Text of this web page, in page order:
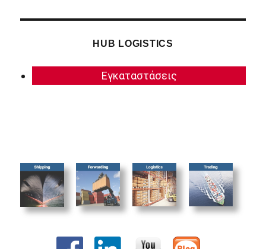
HUB LOGISTICS
Εγκαταστάσεις